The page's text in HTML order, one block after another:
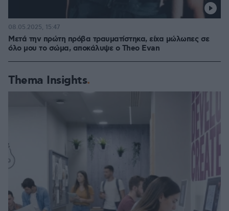
Μετά την πρώτη πρόβα τραυματίστηκα, είχα μώλωπες σε
όλο μου το σώμα, αποκάλυψε ο Theo Evan
08.05.2025, 15:47
Thema Insights